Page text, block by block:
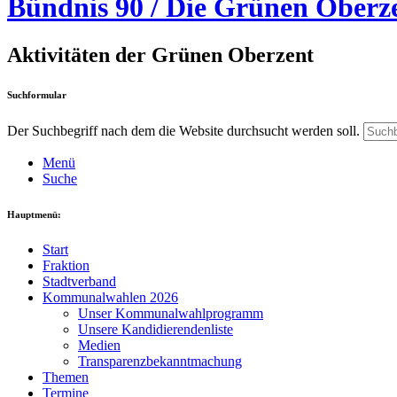
Bündnis 90 / Die Grünen
Aktivitäten der Grünen Oberzent
Suchformular
Der Suchbegriff nach dem die Website durchsucht werden soll.
Menü
Suche
Hauptmenü:
Start
Fraktion
Stadtverband
Kommunalwahlen 2026
Unser Kommunalwahlprogramm
Unsere Kandidierendenliste
Medien
Transparenzbekanntmachung
Themen
Termine